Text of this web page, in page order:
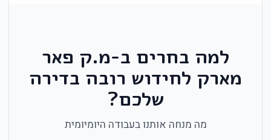
למה בחרים ב-מ.ק פאר
מארק לחידוש רובה בדירה
שלכם?
מה מנחה אותנו בעבודה היומיומית